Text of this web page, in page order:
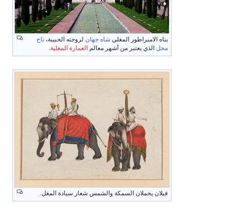
بناه الامبراطور المغليشاه جهانلزوجته الحبيبة، تاج
الذي يعتبر من أشهر معالم العمارة المغلية.
فيلان يحملان السمكة والشمس شعار سيادة المغل.